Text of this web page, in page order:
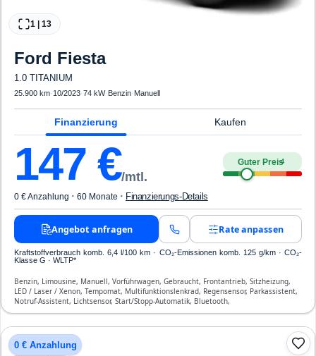
1 13
Ford Fiesta
1.0 TITANIUM
25.900 km· 10/2023·74 kW· Benzin· Manuell
Finanzierung Kaufen
147 €/mtl.
Guter Preis4
0 € Anzahlung · 60 Monate · Finanzierungs-Details
Angebot anfragen Rate anpassen
Kraftstoffverbrauch komb. 6,4 l/100 km · CO₂-Emissionen komb. 125 g/km · CO₂-
Klasse G · WLTP*
Benzin, Limousine, Manuell, Vorführwagen, Gebraucht, Frontantrieb, Sitzheizung,
LED / Laser / Xenon, Tempomat, Multifunktionslenkrad, Regensensor, Parkassistent,
Notruf-Assistent, Lichtsensor, Start/Stopp-Automatik, Bluetooth,
Freisprecheinrichtung, Verkehrszeichen-Erkennung, ESP, ABS, Klimaautomatik,
0 € Anzahlung